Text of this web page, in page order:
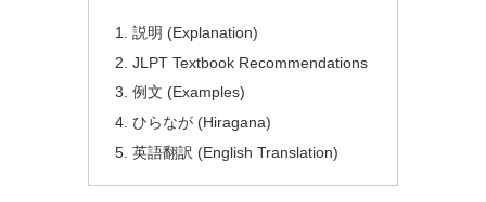
説明 (Explanation)
JLPT Textbook Recommendations
例文 (Examples)
ひらなが (Hiragana)
英語翻訳 (English Translation)